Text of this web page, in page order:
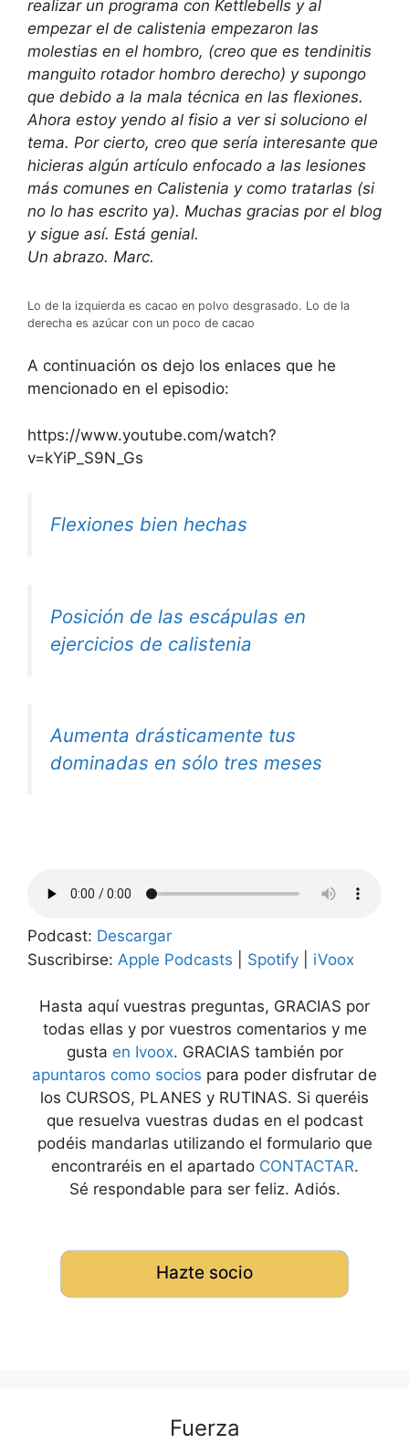
realizar un programa con Kettlebells y al
empezar el de calistenia empezaron las
molestias en el hombro, (creo que es tendinitis
manguito rotador hombro derecho) y supongo
que debido a la mala técnica en las flexiones.
Ahora estoy yendo al fisio a ver si soluciono el
tema. Por cierto, creo que sería interesante que
hicieras algún artículo enfocado a las lesiones
más comunes en Calistenia y como tratarlas (si
no lo has escrito ya). Muchas gracias por el blog
y sigue así. Está genial.
Un abrazo. Marc.
Lo de la izquierda es cacao en polvo desgrasado. Lo de la
derecha es azúcar con un poco de cacao
A continuación os dejo los enlaces que he
mencionado en el episodio:
https://www.youtube.com/watch?
v=kYiP_S9N_Gs
Flexiones bien hechas
Posición de las escápulas en
ejercicios de calistenia
Aumenta drásticamente tus
dominadas en sólo tres meses
Podcast: Descargar
Suscribirse: Apple Podcasts Spotify iVoox
Hasta aquí vuestras preguntas, GRACIAS por
todas ellas y por vuestros comentarios y me
gusta en Ivoox. GRACIAS también por
apuntaros como socios para poder disfrutar de
los CURSOS, PLANES y RUTINAS. Si queréis
que resuelva vuestras dudas en el podcast
podéis mandarlas utilizando el formulario que
encontraréis en el apartado CONTACTAR.
Sé respondable para ser feliz. Adiós.
Hazte socio
Fuerza